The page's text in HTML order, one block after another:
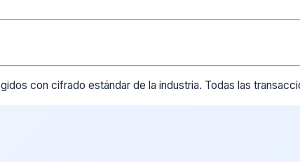
con cifrado estándar de la industria. Todas las